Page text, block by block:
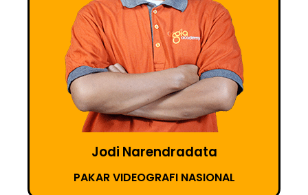
Jodi Narendradata
PAKAR VIDEOGRAFI NASIONAL